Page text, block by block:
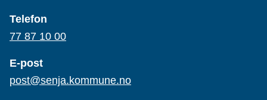
Telefon
77 87 10 00
E-post
post@senja.kommune.no